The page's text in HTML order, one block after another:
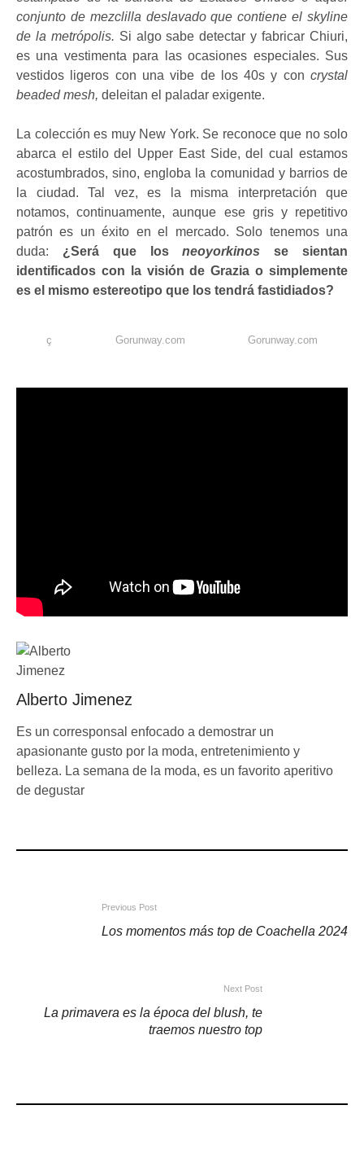
conjunto de mezclilla deslavado que contiene el skyline
de la metrópolis. Si algo sabe detectar y fabricar Chiuri,
es una vestimenta para las ocasiones especiales. Sus
vestidos ligeros con una vibe de los 40s y con crystal
beaded mesh, deleitan el paladar exigente.
La colección es muy New York. Se reconoce que no solo
abarca el estilo del Upper East Side, del cual estamos
acostumbrados, sino, engloba la comunidad y barrios de
la ciudad. Tal vez, es la misma interpretación que
notamos, continuamente, aunque ese gris y repetitivo
patrón es un éxito en el mercado. Solo tenemos una
duda: ¿Será que losneoyorkinos se sientan
identificados con la visión de Grazia o simplemente
es el mismo estereotipo que los tendrá fastidiados?
ç Gorunway.com Gorunway.com
Alberto Jimenez
Es un corresponsal enfocado a demostrar un
apasionante gusto por la moda, entretenimiento y
belleza. La semana de la moda, es un favorito aperitivo
de degustar
Previous Post
Los momentos más top de Coachella 2024
Next Post
La primavera es la época del blush, te
traemos nuestro top